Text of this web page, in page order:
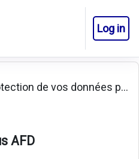
Log in
Protection de vos données personnelles
AFD